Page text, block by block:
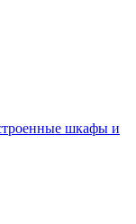
шкафы и